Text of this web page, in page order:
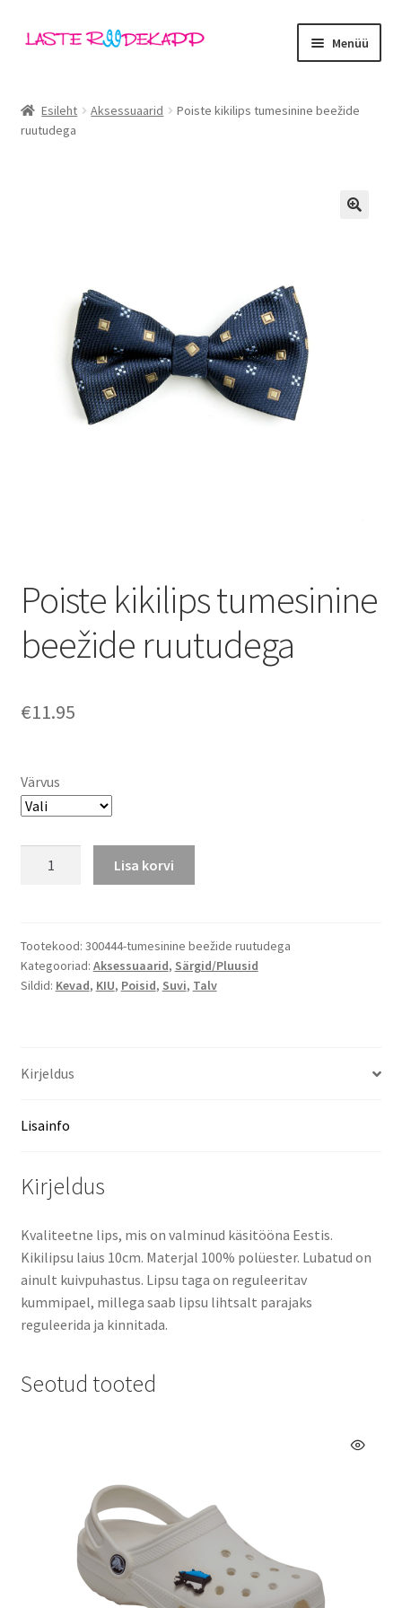
Liigu
Liigu
Menüü
Tüdrukud
Esileht Aksessuaarid
Poiste kikilips tumesinine beežide
ruutudega
Poiste kikilips tumesinine
beežide ruutudega
€11.95
Värvus
ruutudega
kogus
Lisa korvi
Tootekood: 300444-tumesinine beežide ruutudega
Kategooriad: Aksessuaarid, Särgid/Pluusid
Sildid: Kevad, KIU, Poisid, Suvi, Talv
Kirjeldus
Lisainfo
Kirjeldus
Kvaliteetne lips, mis on valminud käsitööna Eestis.
Kikilipsu laius 10cm. Materjal 100% polüester. Lubatud on
ainult kuivpuhastus. Lipsu taga on reguleeritav
kummipael, millega saab lipsu lihtsalt parajaks
reguleerida ja kinnitada.
Seotud tooted